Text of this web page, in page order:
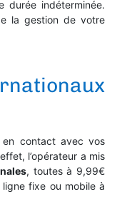
durée indéterminée.
la gestion de votre
contact avec vos
l’opérateur a mis
, toutes à 9,99€
fixe ou mobile à